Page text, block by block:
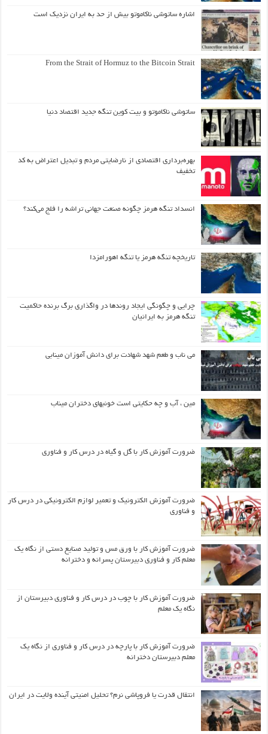
اشاره ساتوشی ناکاموتو بیش از حد به ایران نزدیک است
From the Strait of Hormuz to the Bitcoin Strait
ساتوشی ناکاموتو و بیت کوین تنگه جدید اقتصاد دنیا
بهره‌برداری اقتصادی از نارضایتی مردم و تبدیل اعتراض به کد
تخفیف
انسداد تنگه هرمز چگونه صنعت جهانی تراشه را فلج می‌کند؟
تاریخچه تنگه هرمز یا تنگه اهورامزدا
چرایی و چگونگی ایجاد روندها در واگذاری برگ برنده حاکمیت
تنگه هرمز به ایرانیان
می ناب و طعم شهد شهادت برای دانش آموزان مینابی
مین ، آب و چه حکایتی است خونبهای دختران میناب
ضرورت آموزش کار با گل و گیاه در درس کار و فناوری
ضرورت آموزش الکترونیک و تعمیر لوازم الکترونیکی در درس کار
و فناوری
ضرورت آموزش کار با ورق مس و تولید صنایع دستی از نگاه یک
معلم کار و فناوری دبیرستان پسرانه و دخترانه
ضرورت آموزش کار با چوب در درس کار و فناوری دبیرستان از
نگاه یک معلم
ضرورت آموزش کار با پارچه در درس کار و فناوری از نگاه یک
معلم دبیرستان دخترانه
انتقال قدرت یا فروپاشی نرم؟ تحلیل امنیتی آینده ولایت در ایران